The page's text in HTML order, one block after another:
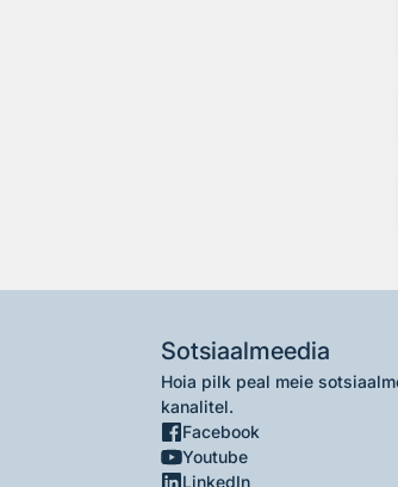
Sotsiaalmeedia
Hoia pilk peal meie
kanalitel.
Facebook
Youtube
LinkedIn